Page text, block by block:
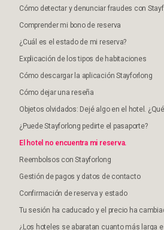
Cómo detectar y denunciar fraudes con
Comprender mi bono de reserva
¿Cuál es el estado de mi reserva?
Explicación de los tipos de habitaciones
Cómo descargar la aplicación Stayforlong
Cómo dejar una reseña
Objetos olvidados: Dejé algo en el hotel.
¿Puede Stayforlong pedirte el pasaporte?
El hotel no encuentra mi reserva.
Reembolsos con Stayforlong
Gestión de pagos y datos de contacto
Confirmación de reserva y estado
Tu sesión ha caducado y el precio ha
¿Los hoteles se abaratan cuanto más larga